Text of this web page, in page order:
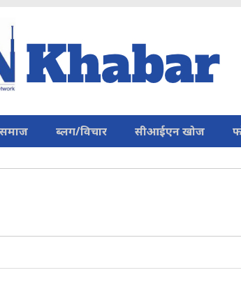
समाज ब्लग/विचार सीआईएन खोज